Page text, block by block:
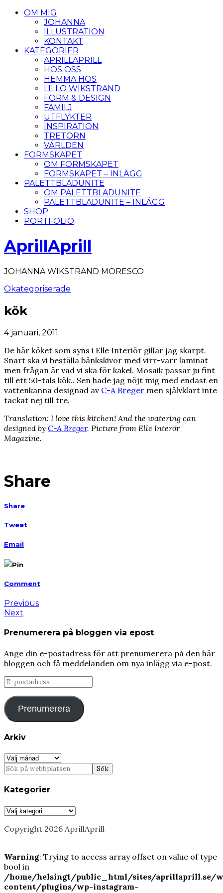
OM MIG
JOHANNA
ILLUSTRATION
KONTAKT
KATEGORIER
APRILLAPRILL
HOS OSS
HEMMA HOS
LILLO WIKSTRAND
FORM & DESIGN
FAMILJ
UTFLYKTER
INSPIRATION
TRETORN
VÄRLDEN
FORMSKAPET
OM FORMSKAPET
FORMSKAPET – INLÄGG
PALETTBLADUNITE
OM PALETTBLADUNITE
PALETTBLADUNITE – INLÄGG
SHOP
PORTFOLIO
AprillAprill
JOHANNA WIKSTRAND MORESCO
Okategoriserade
kök
4 januari, 2011
De här köket som syns i Elle Interiör gillar jag skarpt.
Snart ska vi beställa bänkskivor med virr-varr laminat
men frågan är vad vi ska för kakel. Mosaik passar ju fint
till ett 50-tals kök.. Sen hade jag nöjt mig med endast en
vattenkanna designad av C-A Breger men självklart inte
tackat nej till tre.
Translation: I love this kitchen! And the watering can
designed by C-A Breger. Picture from Elle Interör
Magazine.
Share
Share
Tweet
Email
Pin
Comment
Previous
Next
Prenumerera på bloggen via epost
Ange din e-postadress för att prenumerera på den här
bloggen och få meddelanden om nya inlägg via e-post.
E-
postadress
Prenumerera
Arkiv
Arkiv
Kategorier
Kategorier
Copyright 2026 AprillAprill
Warning: Trying to access array offset on value of type
bool in
/home/helsing1/public_html/sites/aprillaprill.se/
content/plugins/wp-instagram-